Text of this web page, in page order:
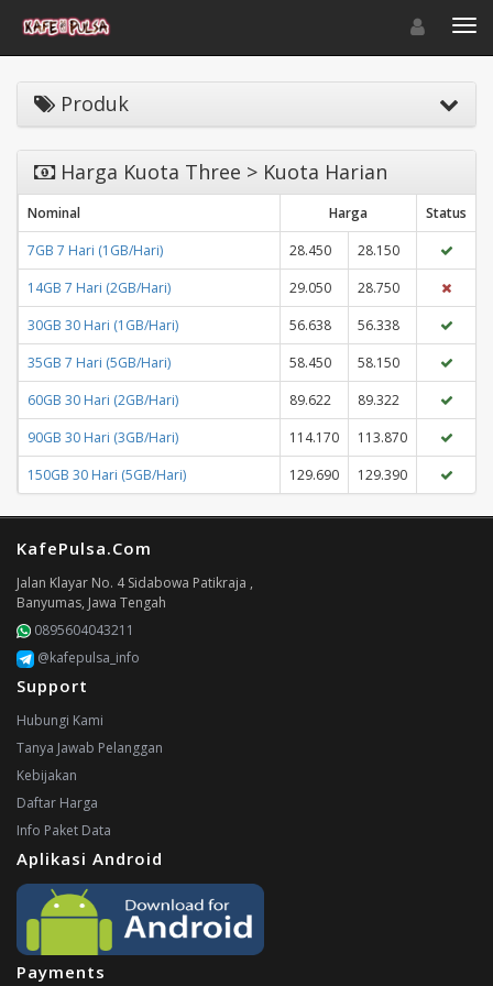
Toggle
Produk
Harga Kuota Three > Kuota Harian
Nominal Harga
Status
7GB 7 Hari (1GB/Hari)
28.450
28.150
14GB 7 Hari (2GB/Hari)
29.050
28.750
30GB 30 Hari (1GB/Hari)
56.638
56.338
35GB 7 Hari (5GB/Hari)
58.450
58.150
60GB 30 Hari (2GB/Hari)
89.622
89.322
90GB 30 Hari (3GB/Hari)
114.170
113.870
150GB 30 Hari (5GB/Hari)
129.690 129.390
KafePulsa.Com
Jalan Klayar No. 4 Sidabowa Patikraja ,
Banyumas, Jawa Tengah
0895604043211
@kafepulsa_info
Support
Hubungi Kami
Tanya Jawab Pelanggan
Kebijakan
Daftar Harga
Info Paket Data
Aplikasi Android
Payments